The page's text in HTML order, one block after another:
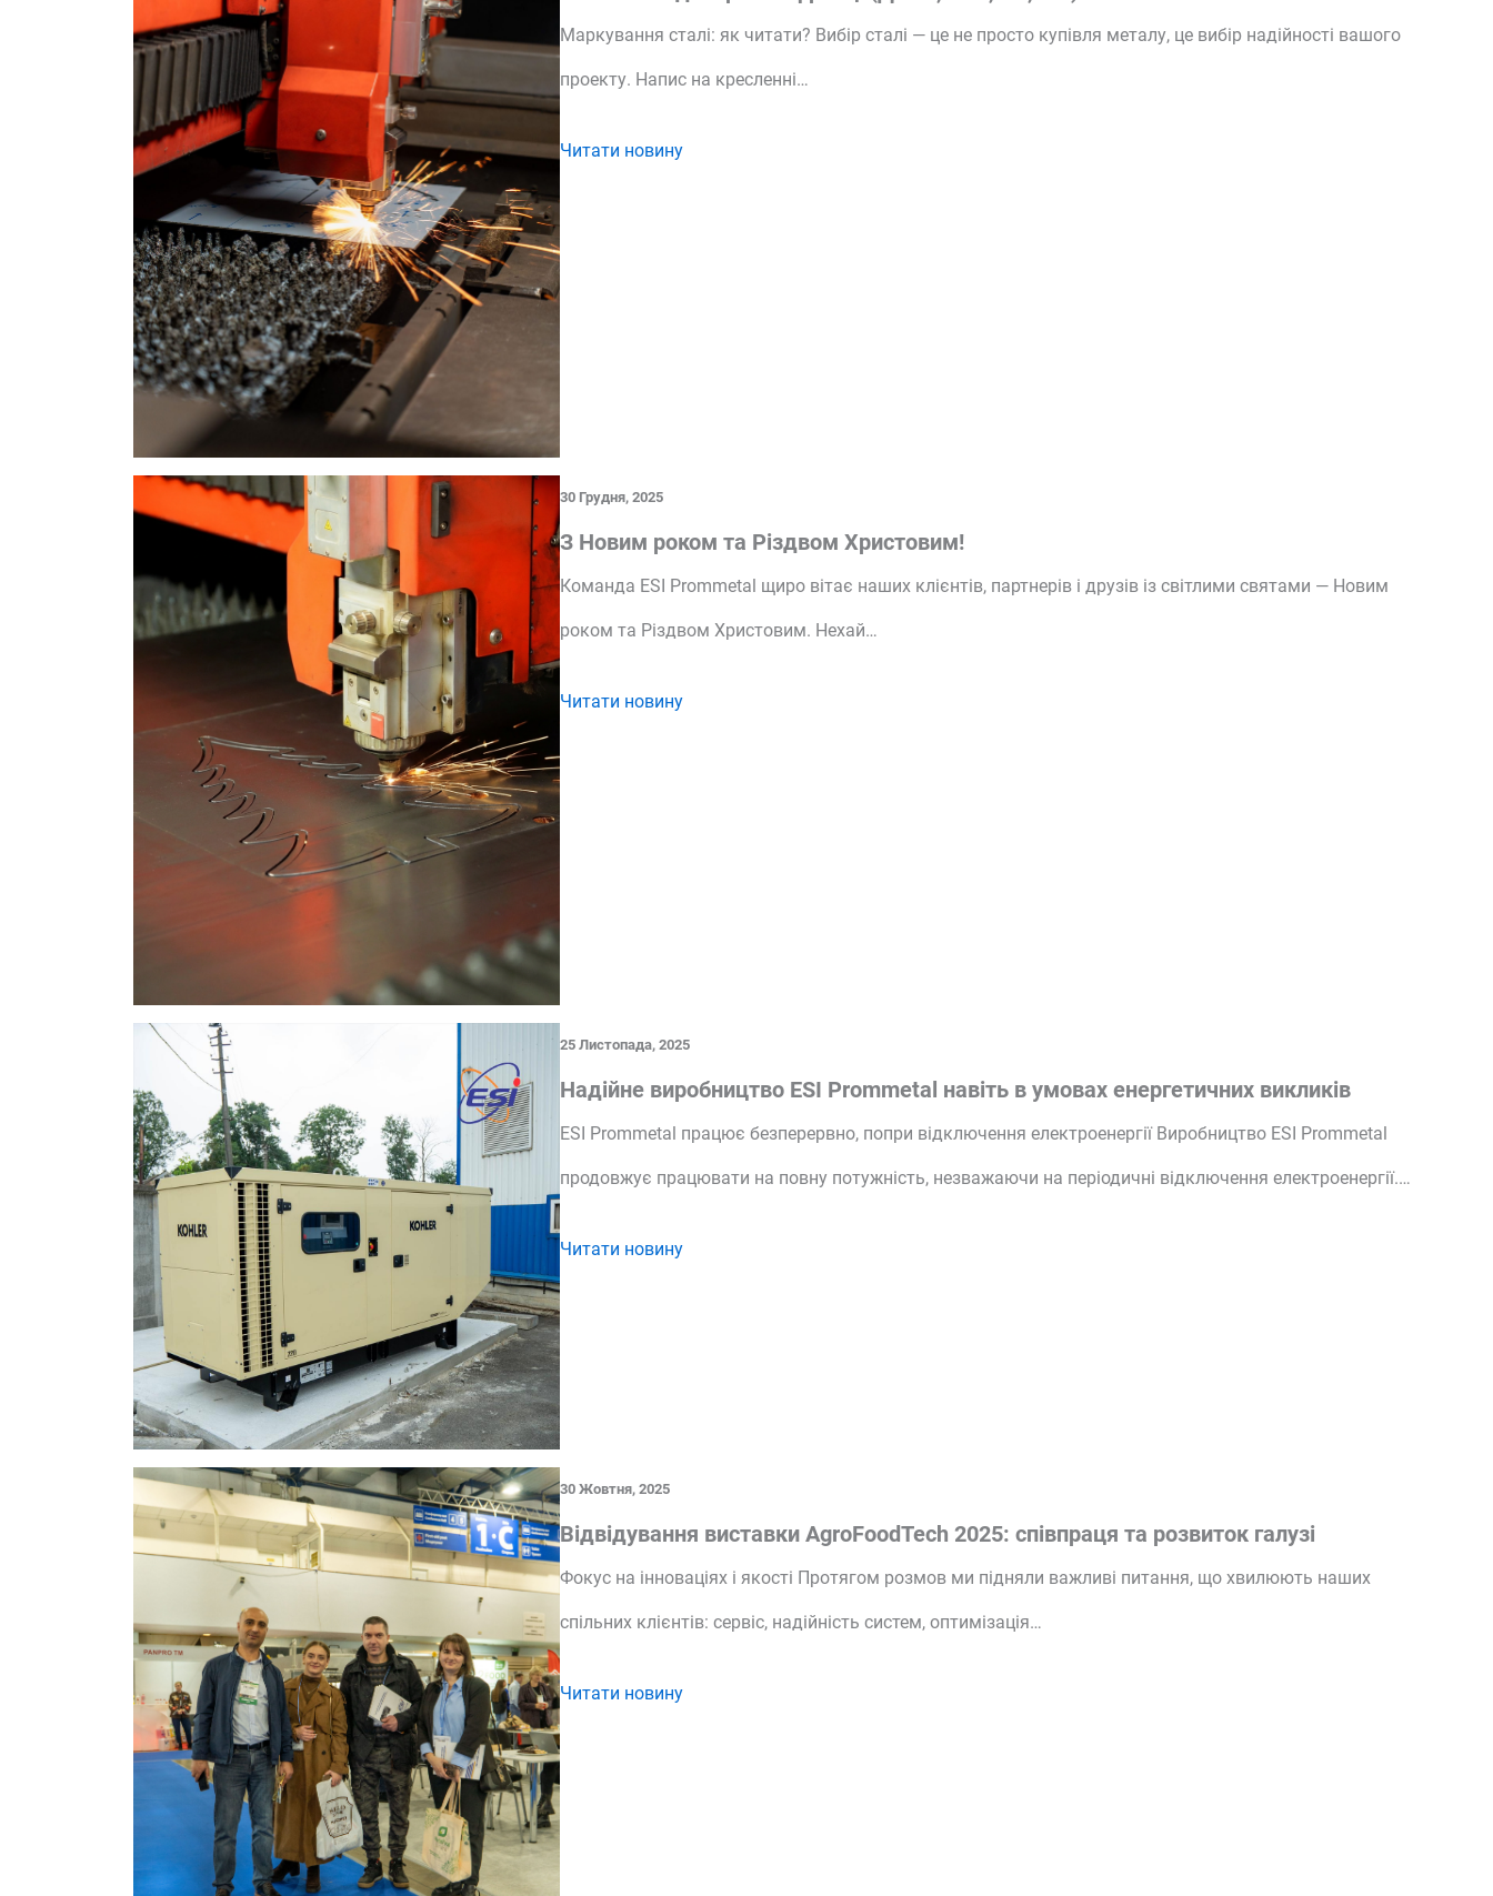
Маркування сталі: як читати? Вибір сталі — це не просто купівля металу, це вибір надійності вашого
проекту. Напис на кресленні…
Читати новину
30 Грудня, 2025
З Новим роком та Різдвом Христовим!
Команда ESI Prommetal щиро вітає наших клієнтів, партнерів і друзів із світлими святами — Новим
роком та Різдвом Христовим. Нехай…
Читати новину
25 Листопада, 2025
Надійне виробництво ESI Prommetal навіть в умовах енергетичних викликів
ESI Prommetal працює безперервно, попри відключення електроенергії Виробництво ESI Prommetal
продовжує працювати на повну потужність, незважаючи на періодичні відключення електроенергії.…
Читати новину
30 Жовтня, 2025
Відвідування виставки AgroFoodTech 2025: співпраця та розвиток галузі
Фокус на інноваціях і якості Протягом розмов ми підняли важливі питання, що хвилюють наших
спільних клієнтів: сервіс, надійність систем, оптимізація…
Читати новину